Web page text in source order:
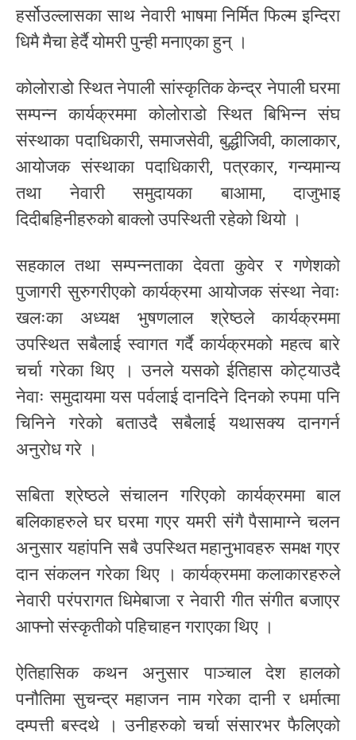
हर्सोउल्लासका साथ नेवारी भाषमा निर्मित फिल्म इन्दिरा
धिमै मैचा हेर्दै योमरी पुन्ही मनाएका हुन् ।
कोलोराडो स्थित नेपाली सांस्कृतिक केन्द्र नेपाली घरमा
सम्पन्न कार्यक्रममा कोलोराडो स्थित बिभिन्न संघ
संस्थाका पदाधिकारी, समाजसेवी, बुद्धीजिवी, कालाकार,
आयोजक संस्थाका पदाधिकारी, पत्रकार, गन्यमान्य
तथा नेवारी समुदायका बाआमा, दाजुभाइ
दिदीबहिनीहरुको बाक्लो उपस्थिती रहेको थियो ।
सहकाल तथा सम्पन्नताका देवता कुवेर र गणेशको
पुजागरी सुरुगरीएको कार्यक्रमा आयोजक संस्था नेवाः
खलःका अध्यक्ष भुषणलाल श्रेष्ठले कार्यक्रममा
उपस्थित सबैलाई स्वागत गर्दै कार्यक्रमको महत्व बारे
चर्चा गरेका थिए । उनले यसको ईतिहास कोट्याउदै
नेवाः समुदायमा यस पर्वलाई दानदिने दिनको रुपमा पनि
चिनिने गरेको बताउदै सबैलाई यथासक्य दानगर्न
अनुरोध गरे ।
सबिता श्रेष्ठले संचालन गरिएको कार्यक्रममा बाल
बलिकाहरुले घर घरमा गएर यमरी संगै पैसामाग्ने चलन
अनुसार यहांपनि सबै उपस्थित महानुभावहरु समक्ष गएर
दान संकलन गरेका थिए । कार्यक्रममा कलाकारहरुले
नेवारी परंपरागत धिमेबाजा र नेवारी गीत संगीत बजाएर
आफ्नो संस्कृतीको पहिचाहन गराएका थिए ।
ऐतिहासिक कथन अनुसार पाञ्चाल देश हालको
पनौतिमा सुचन्द्र महाजन नाम गरेका दानी र धर्मात्मा
दम्पत्ती बस्दथे । उनीहरुको चर्चा संसारभर फैलिएको